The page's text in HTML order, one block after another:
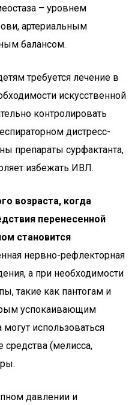
– уровнем
артериальным
балансом.
требуется лечение в
искусственной
контролировать
дистресс-
препараты сурфактанта,
избежать ИВЛ.
возраста, когда
перенесенной
становится
нервно-рефлекторная
а при необходимости
такие как пантогам и
успокаивающим
использоваться
средства (мелисса,
давлении и